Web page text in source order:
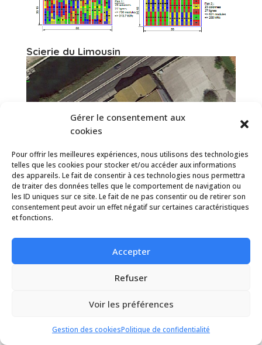
Gérer le consentement aux
cookies
Pour offrir les meilleures expériences, nous utilisons des technologies
telles que les cookies pour stocker et/ou accéder aux informations
des appareils. Le fait de consentir à ces technologies nous permettra
de traiter des données telles que le comportement de navigation ou
les ID uniques sur ce site. Le fait de ne pas consentir ou de retirer son
consentement peut avoir un effet négatif sur certaines caractéristiques
et fonctions.
Accepter
Refuser
Voir les préférences
Gestion des cookiesPolitique de confidentialité
Scierie du Limousin